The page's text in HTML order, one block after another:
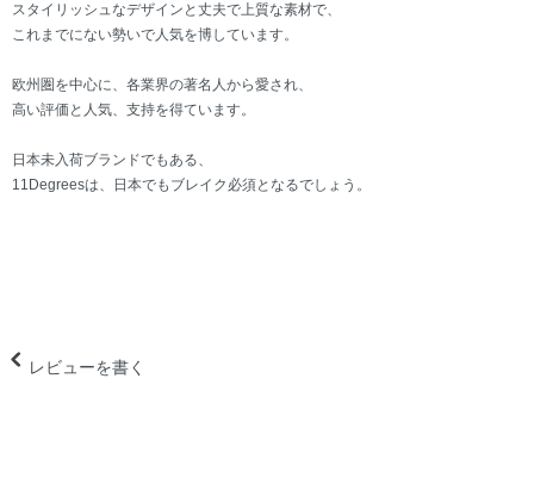
スタイリッシュなデザインと丈夫で上質な素材で、
これまでにない勢いで人気を博しています。
欧州圏を中心に、各業界の著名人から愛され、
高い評価と人気、支持を得ています。
日本未入荷ブランドでもある、
11Degreesは、日本でもブレイク必須となるでしょう。
レビューを書く